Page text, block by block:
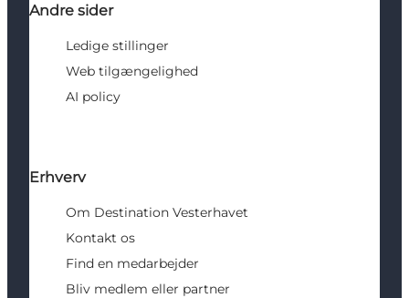
Andre sider
Ledige stillinger
Web tilgængelighed
AI policy
Erhverv
Om Destination Vesterhavet
Kontakt os
Find en medarbejder
Bliv medlem eller partner